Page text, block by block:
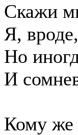
Скажи
Я,
Но
И
Кому же